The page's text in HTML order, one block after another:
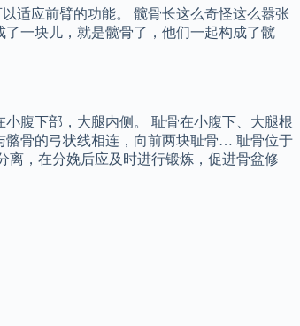
适应前臂的功能。 髋骨长这么奇怪这么嚣张
一块儿，就是髋骨了，他们一起构成了髋
腹下部，大腿内侧。 耻骨在小腹下、大腿根
髂骨的弓状线相连，向前两块耻骨… 耻骨位于
离，在分娩后应及时进行锻炼，促进骨盆修